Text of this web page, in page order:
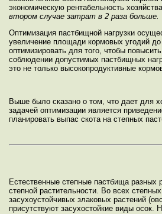
экономическую рентабельность
втором случае затрат в 2 раза больше.
Оптимизация пастбищной нагрузки
увеличение площади кормовых угодий
оптимизировать для того, чтобы
соблюдении допустимых пастбищных
это не только высокопродуктивные
Выше было сказано о том, что дает для
задачей оптимизации является
планировать выпас скота на степных
Естественные степные пастбища
степной растительности. Во всех
засухоустойчивых злаковых растений
присутствуют засухостойкие виды